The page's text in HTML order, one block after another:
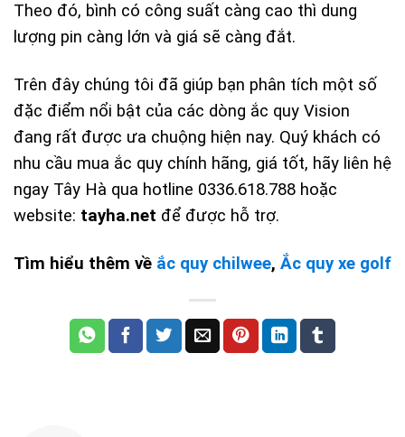
Theo đó, bình có công suất càng cao thì dung
lượng pin càng lớn và giá sẽ càng đắt.
Trên đây chúng tôi đã giúp bạn phân tích một số
đặc điểm nổi bật của các dòng ắc quy Vision
đang rất được ưa chuộng hiện nay. Quý khách có
nhu cầu mua ắc quy chính hãng, giá tốt, hãy liên hệ
ngay Tây Hà qua hotline 0336.618.788 hoặc
website: tayha.net để được hỗ trợ.
Tìm hiểu thêm về ắc quy chilwee, Ắc quy xe golf